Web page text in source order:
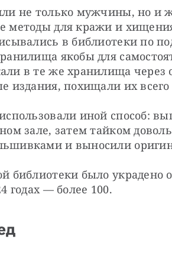
не только мужчины, но
методы для кражи и
в библиотеки по
якобы для
в те же хранилища через
издания, похищали их
иной способ:
зале, затем тайком
и выносили
библиотеки было украдено
годах — более 100.